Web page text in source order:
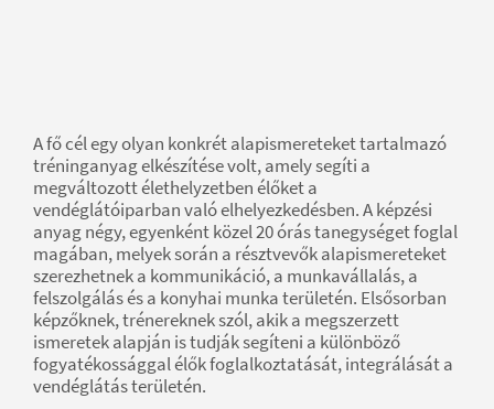
A fő cél egy olyan konkrét alapismereteket tartalmazó
tréninganyag elkészítése volt, amely segíti a
megváltozott élethelyzetben élőket a
vendéglátóiparban való elhelyezkedésben. A képzési
anyag négy, egyenként közel 20 órás tanegységet foglal
magában, melyek során a résztvevők alapismereteket
szerezhetnek a kommunikáció, a munkavállalás, a
felszolgálás és a konyhai munka területén. Elsősorban
képzőknek, trénereknek szól, akik a megszerzett
ismeretek alapján is tudják segíteni a különböző
fogyatékossággal élők foglalkoztatását, integrálását a
vendéglátás területén.